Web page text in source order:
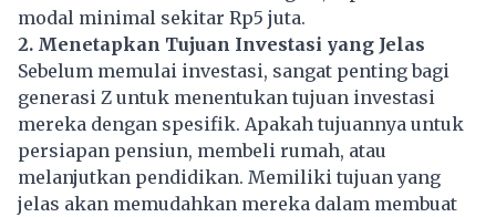
modal minimal sekitar Rp5 juta.
2. Menetapkan Tujuan Investasi yang Jelas
Sebelum memulai investasi, sangat penting bagi
generasi Z untuk menentukan tujuan investasi
mereka dengan spesifik. Apakah tujuannya untuk
persiapan pensiun, membeli rumah, atau
melanjutkan pendidikan. Memiliki tujuan yang
jelas akan memudahkan mereka dalam membuat